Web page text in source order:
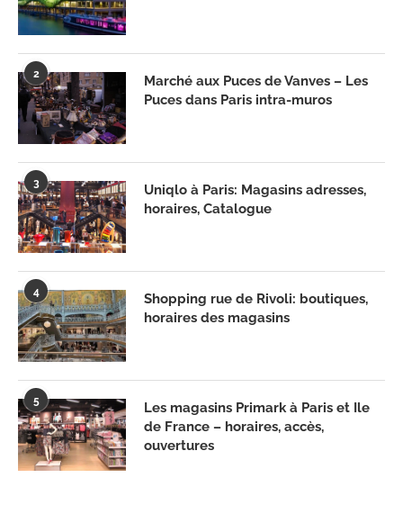
2
Marché aux Puces de Vanves – Les
Puces dans Paris intra-muros
3
Uniqlo à Paris: Magasins adresses,
horaires, Catalogue
4
Shopping rue de Rivoli: boutiques,
horaires des magasins
5
Les magasins Primark à Paris et Ile
de France – horaires, accès,
ouvertures